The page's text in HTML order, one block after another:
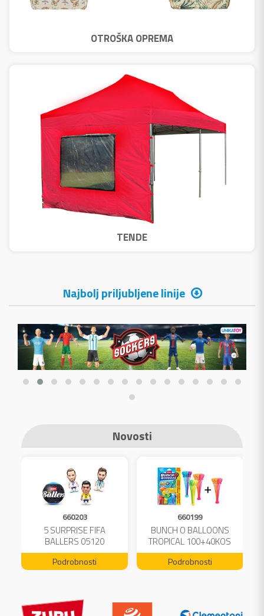
OTROŠKA OPREMA
TENDE
Najbolj priljubljene linije
Novosti
660203
5 SURPRISE FIFA
BALLERS 05120
Podrobnosti
660199
BUNCH O BALLOONS
TROPICAL 100+40KOS
FREE 04199
Podrobnosti